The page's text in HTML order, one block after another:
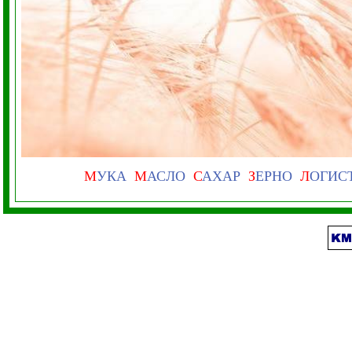
МУКА МАСЛО САХАР ЗЕРНО Л